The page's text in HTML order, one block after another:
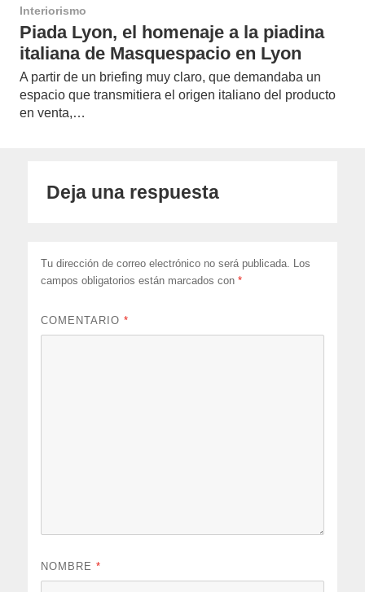
Interiorismo
Piada Lyon, el homenaje a la piadina
italiana de Masquespacio en Lyon
A partir de un briefing muy claro, que demandaba un
espacio que transmitiera el origen italiano del producto
en venta,…
Deja una respuesta
Tu dirección de correo electrónico no será publicada.
Los
campos obligatorios están marcados con*
COMENTARIO*
NOMBRE*